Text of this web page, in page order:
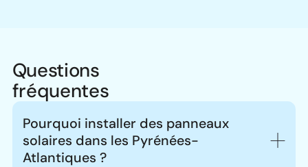
Questions
fréquentes
Pourquoi installer des panneaux
solaires dans les Pyrénées-
Atlantiques ?